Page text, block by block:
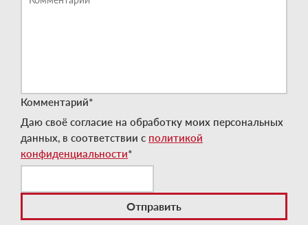
Комментарий*
Даю своё согласие на обработку моих персональных
данных, в соответствии с политикой
конфиденциальности*